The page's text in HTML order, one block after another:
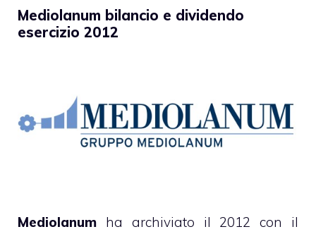
Mediolanum bilancio e dividendo
esercizio 2012
Mediolanum ha archiviato il 2012 con il